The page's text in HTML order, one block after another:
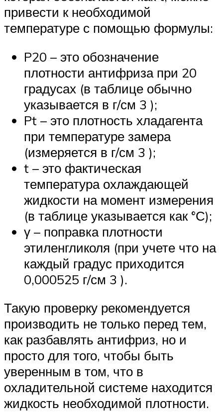
привести к необходимой
температуре с помощью формулы:
P20 – это обозначение
плотности антифриза при 20
градусах (в таблице обычно
указывается в г/см 3 );
Pt – это плотность хладагента
при температуре замера
(измеряется в г/см 3 );
t – это фактическая
температура охлаждающей
жидкости на момент измерения
(в таблице указывается как °С);
γ – поправка плотности
этиленгликоля (при учете что на
каждый градус приходится
0,000525 г/см 3 ).
Такую проверку рекомендуется
производить не только перед тем,
как разбавлять антифриз, но и
просто для того, чтобы быть
уверенным в том, что в
охладительной системе находится
жидкость необходимой плотности.